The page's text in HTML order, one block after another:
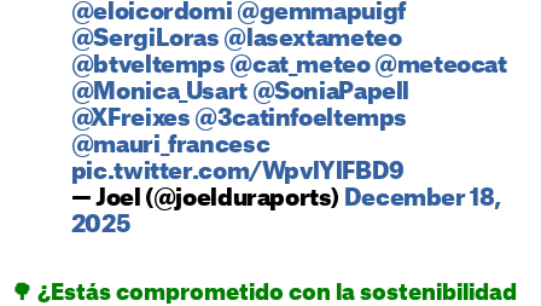
@eloicordomi @gemmapuigf
@SergiLoras @lasextameteo
@btveltemps @cat_meteo @meteocat
@Monica_Usart @SoniaPapell
@XFreixes @3catinfoeltemps
@mauri_francesc
pic.twitter.com/WpvlYlFBD9
— Joel (@joelduraports) December 18,
2025
🌳 ¿Estás comprometido con la sostenibilidad